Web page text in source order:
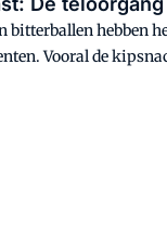
hebben
Vooral de